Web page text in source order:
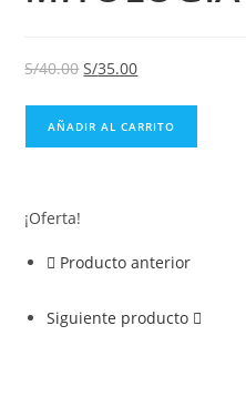
S/40.00 S/35.00
AÑADIR AL CARRITO
¡Oferta!
Producto anterior
Siguiente producto